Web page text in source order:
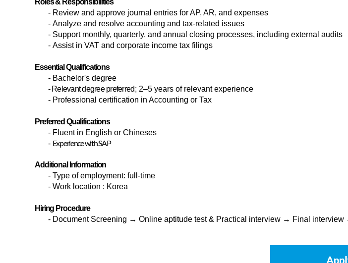
Roles & Responsibilities
- Review and approve journal entries for AP, AR, and expenses
-Analyze and resolve accounting and tax-related issues
-Support monthly, quarterly, and annual closing processes, including external audits
-Assist in VAT and corporate income tax filings
Essential Qualifications
- Bachelor's degree
- Relevant degree preferred; 2–5 years of relevant experience
- Professional certification in Accounting or Tax
Preferred Qualifications
- Fluent in English or Chineses
- Experience with SAP
Additional Information
- Type of employment: full-time
- Work location : Korea
Hiring Procedure
- Document Screening → Online aptitude test & Practical interview → Final